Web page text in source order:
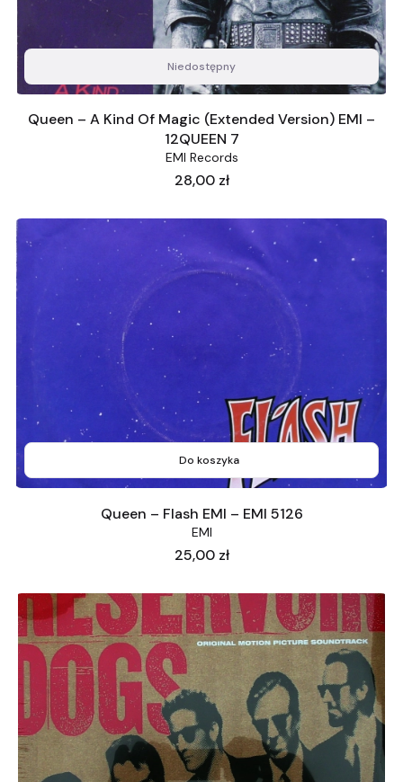
Niedostępny
Queen – A Kind Of Magic (Extended Version) EMI –
12QUEEN 7
EMI Records
Cena
28,00 zł
Do koszyka
Queen – Flash EMI – EMI 5126
EMI
Cena
25,00 zł